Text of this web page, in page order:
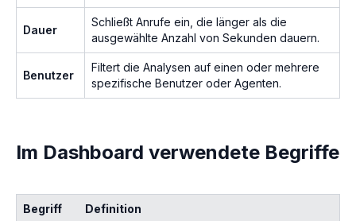
Dauer
Schließt Anrufe ein, die länger als die
ausgewählte Anzahl von Sekunden dauern.
Benutzer
Filtert die Analysen auf einen oder mehrere
spezifische Benutzer oder Agenten.
Im Dashboard verwendete Begriffe
Begriff Definition